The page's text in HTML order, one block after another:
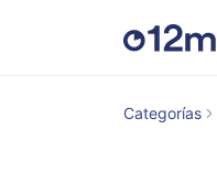
Categorías